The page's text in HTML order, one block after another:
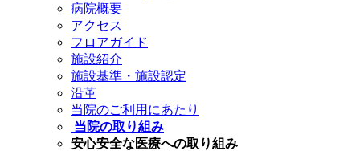
病院概要
アクセス
フロアガイド
施設紹介
施設基準・施設認定
沿革
当院のご利用にあたり
当院の取り組み
安心安全な医療への取り組み